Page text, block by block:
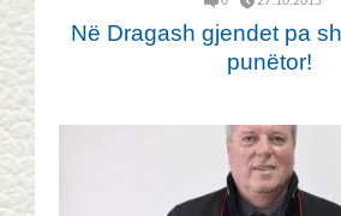
Në Dragash gjendet pa
punëtor!